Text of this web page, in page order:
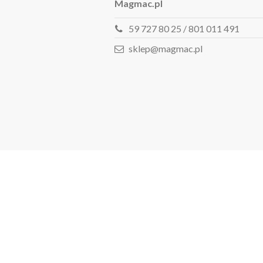
Magmac.pl
59 727 80 25 / 801 011 491
sklep@magmac.pl